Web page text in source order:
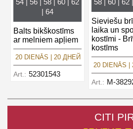
54 | 56 | 58 | 60 | 62
| 64
Balts bikškostīms
ar melniem apļiem
20 DIENĀS | 20 ДНЕЙ
Art.: 52301543
58 | 60 | 62
Sieviešu
laika un
kostīmi -
kostīms
20 DIENĀS
Art.: M-
CITI